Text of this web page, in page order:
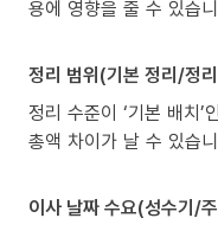
용에 영향을 줄 수 있습
정리 범위(기본 정리/정
정리 수준이 ‘기본 배치’
총액 차이가 날 수 있습
이사 날짜 수요(성수기/